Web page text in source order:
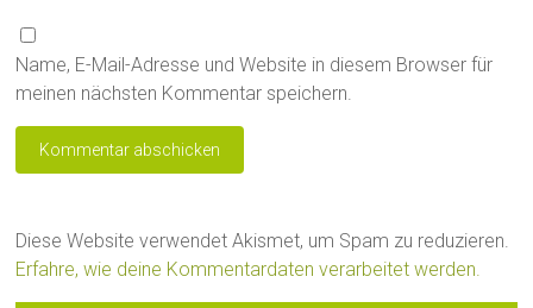
Name, E-Mail-Adresse und Website in diesem Browser für
meinen nächsten Kommentar speichern.
Diese Website verwendet Akismet, um Spam zu reduzieren.
Erfahre, wie deine Kommentardaten verarbeitet werden.